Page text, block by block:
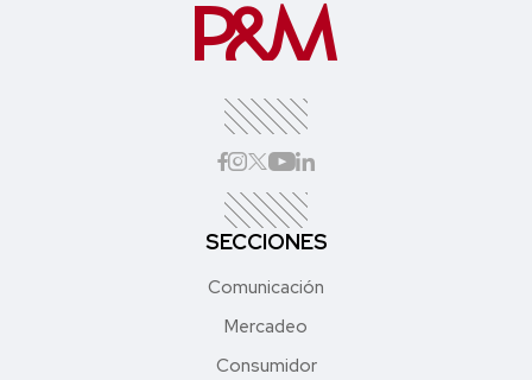
SECCIONES
Comunicación
Mercadeo
Consumidor